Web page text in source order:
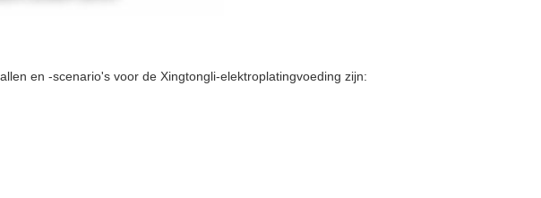
en -scenario's voor de Xingtongli-elektroplatingvoeding zijn: